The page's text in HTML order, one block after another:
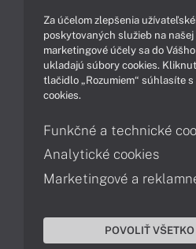
Technológie
Podpora a servis
Servisné
043 4224 771
Za účelom zlepšenia
poskytovaných služieb na
marketingové účely sa do
ukladajú súbory cookies.
tlačidlo „Rozumiem“ súhlasíte
cookies.
Funkčné a technické
Analytické cookies
Marketingové a
POVOLIŤ VŠETKO